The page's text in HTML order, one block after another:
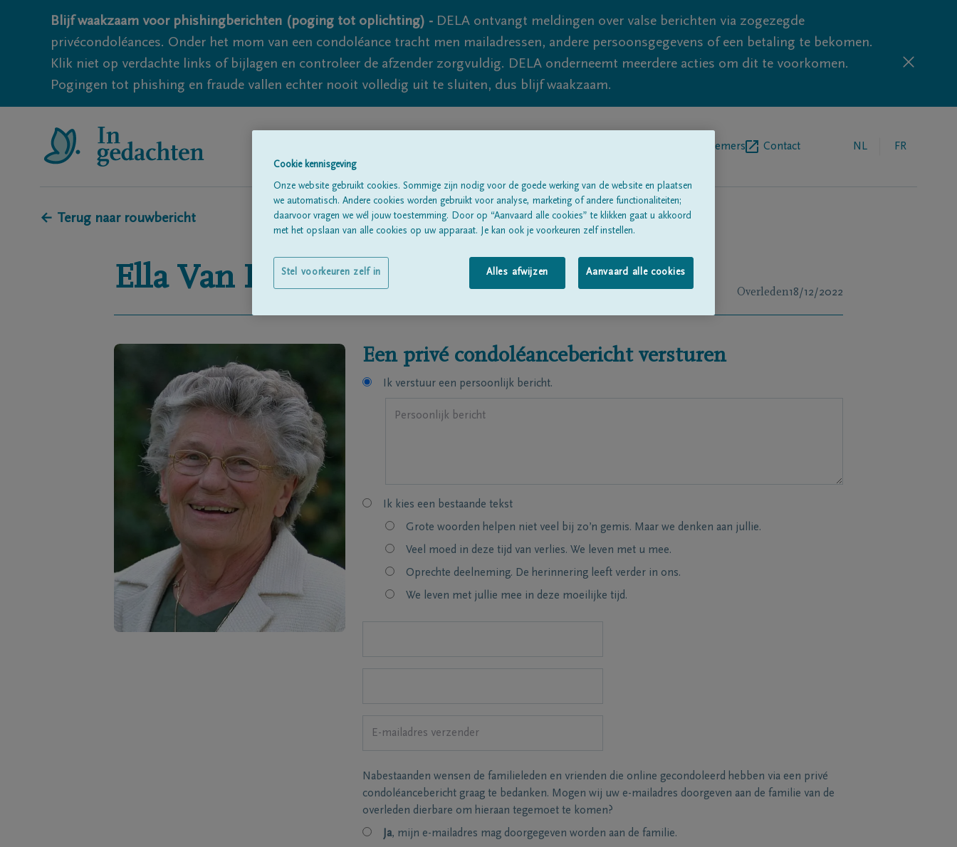
Blijf waakzaam voor phishingberichten (poging tot oplichting) - DELA ontvangt meldingen over valse berichten via zogezegde
privécondoléances. Onder het mom van een condoléance tracht men mailadressen, andere persoonsgegevens of een betaling te bekomen.
Klik niet op verdachte links of bijlagen en controleer de afzender zorgvuldig. DELA onderneemt meerdere acties om dit te voorkomen.
Pogingen tot phishing en fraude vallen echter nooit volledig uit te sluiten, dus blijf waakzaam.
Begrafenisondernemers Contact NL FR
← Terug naar rouwbericht
Ella Van Roey Overleden18/12/2022
Een privé condoléancebericht versturen
Ik verstuur een persoonlijk bericht.
Ik kies een bestaande tekst
Grote woorden helpen niet veel bij zo’n gemis. Maar we denken aan jullie.
Veel moed in deze tijd van verlies. We leven met u mee.
Oprechte deelneming. De herinnering leeft verder in ons.
We leven met jullie mee in deze moeilijke tijd.
Nabestaanden wensen de familieleden en vrienden die online gecondoleerd hebben via een privé
condoléancebericht graag te bedanken. Mogen wij uw e-mailadres doorgeven aan de familie van de
overleden dierbare om hieraan tegemoet te komen?
Ja, mijn e-mailadres mag doorgegeven worden aan de familie.
Cookie kennisgeving
Onze website gebruikt cookies. Sommige zijn nodig voor de goede werking van de website en plaatsen
we automatisch. Andere cookies worden gebruikt voor analyse, marketing of andere functionaliteiten;
daarvoor vragen we wél jouw toestemming. Door op “Aanvaard alle cookies” te klikken gaat u akkoord
met het opslaan van alle cookies op uw apparaat. Je kan ook je voorkeuren zelf instellen.
Alles afwijzen Aanvaard alle cookies
Stel voorkeuren zelf in